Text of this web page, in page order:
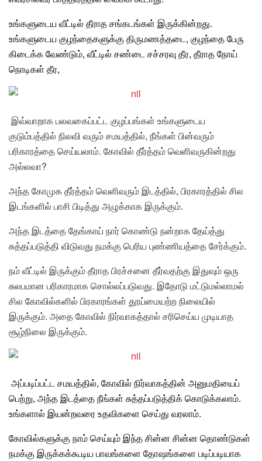
உங்களுடைய வீட்டில் தீராத சங்கடங்கள் இருக்கின்றது.
உங்களுடைய குழந்தைகளுக்கு திருமணத்தடை, குழந்தை பேரு
கிடைக்க வேண்டும், வீட்டில் சண்டை சச்சரவு தீர, தீராத நோய்
நொடிகள் தீர,
இவ்வாறாக பலவகைப்பட்ட குழப்பங்கள் உங்களுடைய
குடும்பத்தில் நிலவி வரும் சமயத்தில், நீங்கள் பின்வரும்
பரிகாரத்தை செய்யலாம். கோவில் தீர்த்தம் வெளிவருகின்றது
அல்லவா?
அந்த கோமுக தீர்த்தம் வெளிவரும் இடத்தில், பிரகாரத்தில் சில
இடங்களில் பாசி பிடித்து அழுக்காக இருக்கும்.
அந்த இடத்தை தேங்காய் நார் கொண்டு நன்றாக தேய்த்து
சுத்தப்படுத்தி விடுவது நமக்கு பெரிய புண்ணியத்தை சேர்க்கும்.
நம் வீட்டில் இருக்கும் தீராத பிரச்சனை தீர்வதற்கு இதுவும் ஒரு
சுலபமான பரிகாரமாக சொல்லப்படுவது. இதோடு மட்டுமல்லாமல்
சில கோவில்களில் பிரகாரங்கள் தூய்மையற்ற நிலையில்
இருக்கும். அதை கோவில் நிர்வாகத்தால் சரிசெய்ய முடியாத
சூழ்நிலை இருக்கும்.
அப்படிப்பட்ட சமயத்தில், கோவில் நிர்வாகத்தின் அனுமதியைப்
பெற்று, அந்த இடத்தை நீங்கள் சுத்தப்படுத்திக் கொடுக்கலாம்.
உங்களால் இயன்றவரை உதவிகளை செய்து வரலாம்.
கோவில்களுக்கு நாம் செய்யும் இந்த சின்ன சின்ன தொண்டுகள்
நமக்கு இருக்கக்கூடிய பாவங்களை தோஷங்களை படிப்படியாக